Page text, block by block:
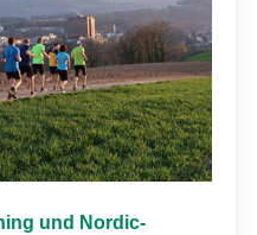
und Nordic-